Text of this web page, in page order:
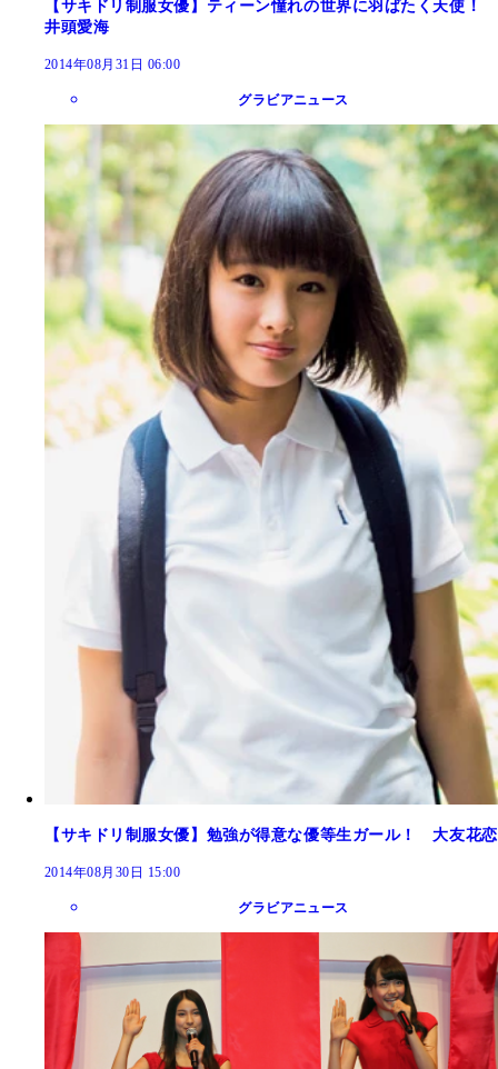
【サキドリ制服女優】ティーン憧れの世界に羽ばたく天使！
井頭愛海
2014年08月31日 06:00
グラビアニュース
【サキドリ制服女優】勉強が得意な優等生ガール！ 大友花恋
2014年08月30日 15:00
グラビアニュース